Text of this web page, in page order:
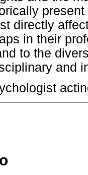
directly
in their
to the
and